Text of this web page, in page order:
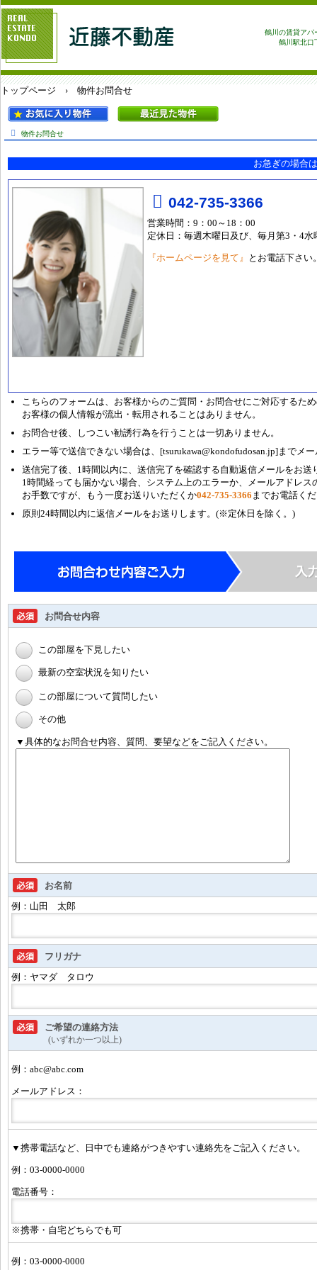
鶴川の賃貸アパ
鶴川駅北口
トップページ › 物件お問合せ
物件お問合せ
お急ぎの場合
042-735-3366
営業時間：9：00～18：00
定休日：毎週木曜日及び、毎月第3・4水
『ホームページを見て』 とお電話下さい
こちらのフォームは、お客様からのご質問・お問合せにご対応するた
お客様の個人情報が流出・転用されることはありません。
お問合せ後、しつこい勧誘行為を行うことは一切ありません。
エラー等で送信できない場合は、[tsurukawa@kondofudosan.jp]までメ
送信完了後、1時間以内に、送信完了を確認する自動返信メールをお送
1時間経っても届かない場合、システム上のエラーか、メールアドレス
お手数ですが、もう一度お送りいただくか042-735-3366 までお電話く
原則24時間以内に返信メールをお送りします。(※定休日を除く。)
お問合せ内容
この部屋を下見したい
最新の空室状況を知りたい
この部屋について質問したい
その他
▼具体的なお問合せ内容、質問、要望などをご記入ください。
お名前
例：山田 太郎
フリガナ
例：ヤマダ タロウ
ご希望の連絡方法
(いずれか一つ以上)
例：abc@abc.com
メールアドレス：
▼携帯電話など、日中でも連絡がつきやすい連絡先をご記入ください。
例：03-0000-0000
電話番号：
※携帯・自宅どちらでも可
例：03-0000-0000